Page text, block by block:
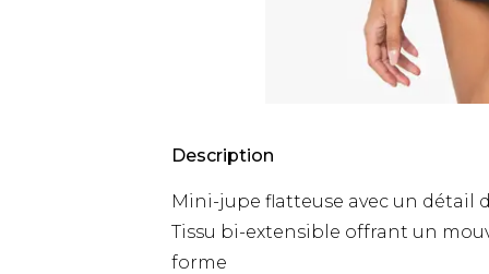
Description
Mini-jupe flatteuse avec un détail
Tissu bi-extensible offrant un
forme